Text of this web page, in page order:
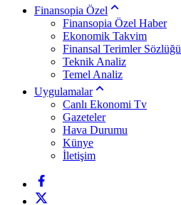
Finansopia Özel
Finansopia Özel Haber
Ekonomik Takvim
Finansal Terimler Sözlüğü
Teknik Analiz
Temel Analiz
Uygulamalar
Canlı Ekonomi Tv
Gazeteler
Hava Durumu
Künye
İletişim